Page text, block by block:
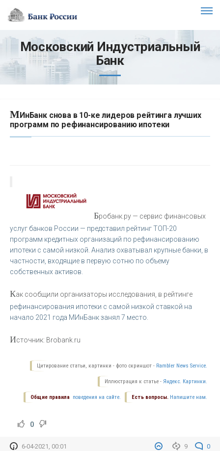
Московский Индустриальный
Банк
МИнБанк снова в 10-ке лидеров рейтинга лучших
программ по рефинансированию ипотеки
Бробанк.ру — сервис финансовых
услуг банков России — представил рейтинг ТОП-20
программ кредитных организаций по рефинансированию
ипотеки с самой низкой. Анализ охватывал крупные банки, в
частности, входящие в первую сотню по объему
собственных активов.
Как сообщили организаторы исследования, в рейтинге
рефинансирования ипотеки с самой низкой ставкой на
начало 2021 года МИнБанк занял 7 место.
Источник: Brobank.ru
Цитирование статьи, картинки - фото скриншот - Rambler News Service.
Иллюстрация к статье - Яндекс. Картинки.
Есть вопросы. Напишите нам.
Общие правила поведения на сайте.
0
9 0
6-04-2021, 00:01